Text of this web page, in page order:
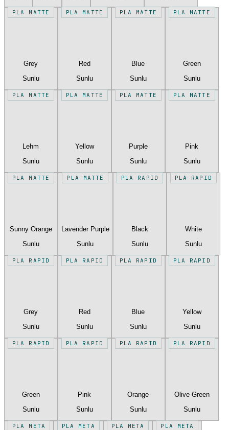
PLA MATTE
Grey
Sunlu
PLA MATTE
Red
Sunlu
PLA MATTE
Blue
Sunlu
PLA MATTE
Green
Sunlu
PLA MATTE
Lehm
Sunlu
PLA MATTE
Yellow
Sunlu
PLA MATTE
Purple
Sunlu
PLA MATTE
Pink
Sunlu
PLA MATTE
Sunny Orange
Sunlu
PLA MATTE
Lavender Purple
Sunlu
PLA RAPID
Black
Sunlu
PLA RAPID
White
Sunlu
PLA RAPID
Grey
Sunlu
PLA RAPID
Red
Sunlu
PLA RAPID
Blue
Sunlu
PLA RAPID
Yellow
Sunlu
PLA RAPID
Green
Sunlu
PLA RAPID
Pink
Sunlu
PLA RAPID
Orange
Sunlu
PLA RAPID
Olive Green
Sunlu
PLA META PLA META PLA META PLA META